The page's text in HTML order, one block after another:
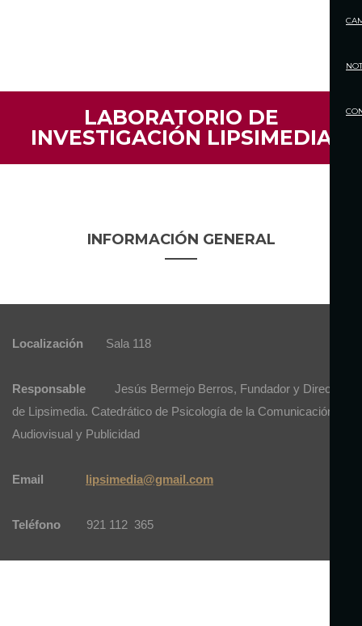
LABORATORIO DE
INVESTIGACIÓN LIPSIMEDIA
INFORMACIÓN GENERAL
Localización Sala 118
Responsable
Jesús Bermejo Berros, Fundador y Director
de Lipsimedia. Catedrático de Psicología de la Comunicación
Audiovisual y Publicidad
Email lipsimedia@gmail.com
Teléfono 921 112 365